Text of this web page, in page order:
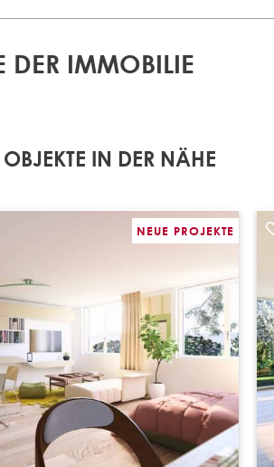
DER IMMOBILIE
OBJEKTE IN DER NÄHE
NEUE PROJEKTE